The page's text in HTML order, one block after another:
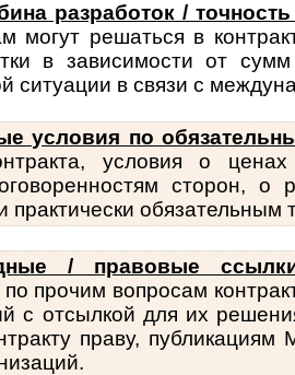
разработок /
могут решаться в
в зависимости от
ситуации в связи с
условия по
условия о
сторон, о
практически обяза­тельным
/ правовые
прочим вопросам
с отсылкой для их
праву,